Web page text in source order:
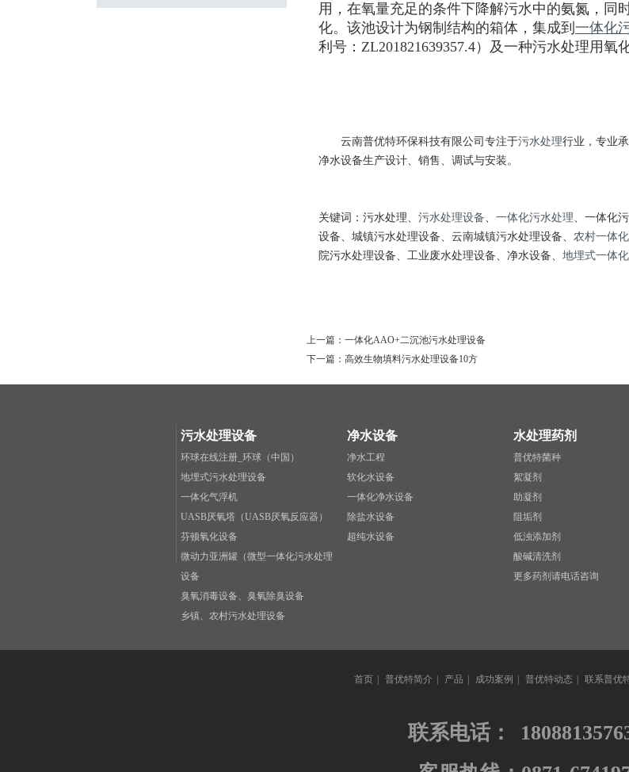
用，在氧量充足的条件下降解污水中的氨氮，同
化。该池设计为钢制结构的箱体，集成到 一体化
利号：ZL201821639357.4）及一种污水处理用氧
云南普优特环保科技有限公司专注于污水处理行业，专业
净水设备生产设计、销售、调试与安装。
关键词：污水处理、 污水处理设备、 一体化污水处理、一体化
设备、城镇污水处理设备、云南城镇污水处理设备、 农村一体
院污水处理设备、工业废水处理设备、净水设备、 地埋式一体
上一篇： 一体化AAO+二沉池污水处理设备
下一篇： 高效生物填料污水处理设备10方
污水处理设备
环球在线注册_环球（中国）
地埋式污水处理设备
一体化气浮机
UASB厌氧塔（UASB厌氧反应器）
芬顿氧化设备
微动力亚洲罐（微型一体化污水处理
设备
臭氧消毒设备、臭氧除臭设备
乡镇、农村污水处理设备
净水设备
净水工程
软化水设备
一体化净水设备
除盐水设备
超纯水设备
水处理药剂
普优特菌种
絮凝剂
助凝剂
阻垢剂
低浊添加剂
酸碱清洗剂
更多药剂请电话咨询
首页 普优特简介 产品 成功案例 普优特动态 联系普优
联系电话：